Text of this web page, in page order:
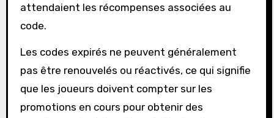
attendaient les récompenses associées au
code.
Les codes expirés ne peuvent généralement
pas être renouvelés ou réactivés, ce qui signifie
que les joueurs doivent compter sur les
promotions en cours pour obtenir des